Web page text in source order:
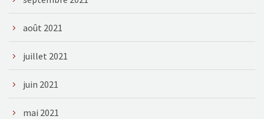
août 2021
juillet 2021
juin 2021
mai 2021